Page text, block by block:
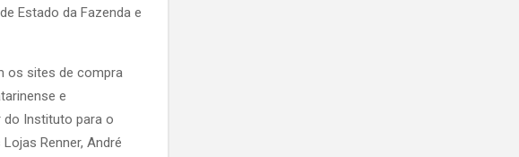
Estado da Fazenda e
os sites de compra
e
do Instituto para o
Renner, André